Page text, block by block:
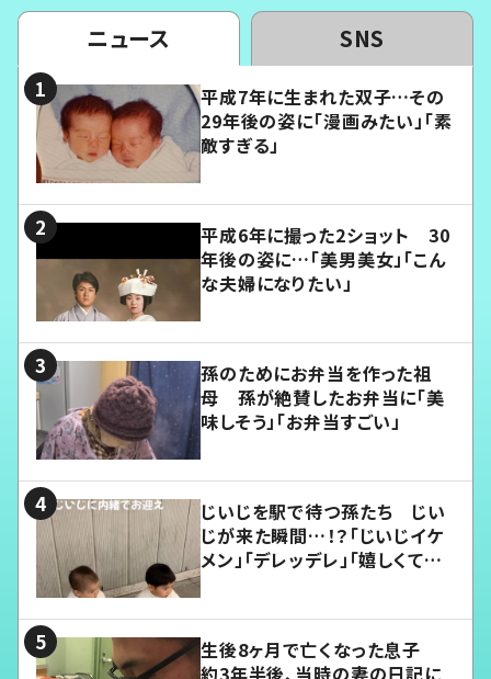
ニュース SNS
平成7年に生まれた双子…その
29年後の姿に「漫画みたい」「素
敵すぎる」
平成6年に撮った2ショット 30
年後の姿に…「美男美女」「こん
な夫婦になりたい」
孫のためにお弁当を作った祖
母 孫が絶賛したお弁当に「美
味しそう」「お弁当すごい」
じいじを駅で待つ孫たち じい
じが来た瞬間…！？「じいじイケ
メン」「デレッデレ」「嬉しくて可
生後8ヶ月で亡くなった息子
約3年半後、当時の妻の日記に